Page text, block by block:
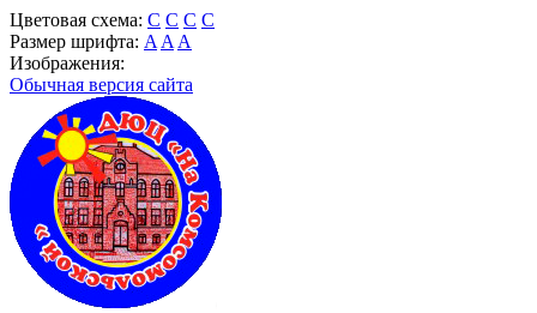
Цветовая схема: C C C C
Размер шрифта: A A A
Изображения:
Обычная версия сайта